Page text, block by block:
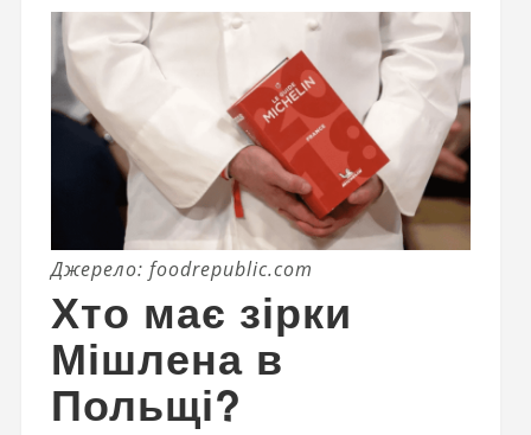
Джерело: foodrepublic.com
Хто має зірки
Мішлена в
Польщі?